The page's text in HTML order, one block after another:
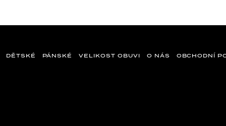
DĚTSKÉ PÁNSKÉ VELIKOST OBUVI O NÁS OBCHODNÍ